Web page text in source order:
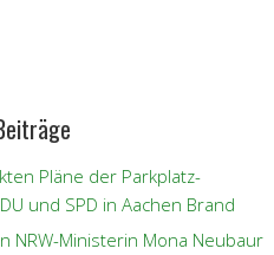
Pläne der Parkplatz-
und SPD in Aachen Brand
NRW-Ministerin Mona Neubaur